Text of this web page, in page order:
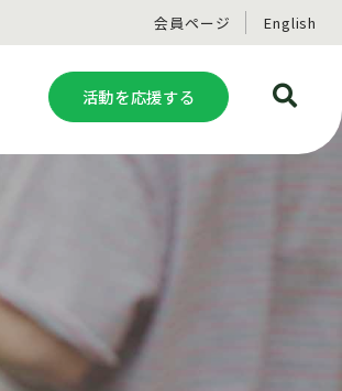
活動を応援する
会員ページ English